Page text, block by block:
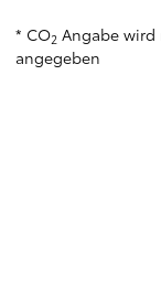
* CO2 Angabe
angegeben